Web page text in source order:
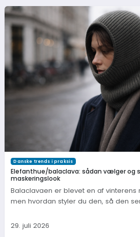
Danske trends i praksis
Elefanthue/balaclava: sådan vælger og
maskeringslook
Balaclavaen er blevet en af vinterens
men hvordan styler du den, så den
29. juli 2026